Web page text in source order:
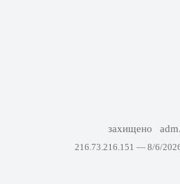
захищено
216.73.216.151 — 8/6/